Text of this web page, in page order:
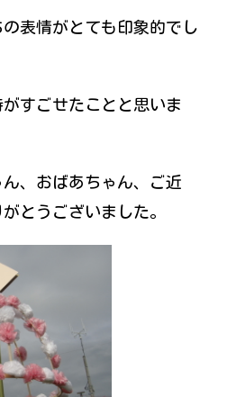
表情がとても印象的でし
すごせたことと思いま
、おばあちゃん、ご近
とうございました。